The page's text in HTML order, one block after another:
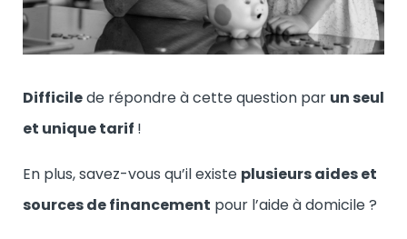
Difficilede répondre à cette question par un seul
et unique tarif !
En plus, savez-vous qu’il existe plusieurs aides et
sources de financement pour l’aide à domicile ?